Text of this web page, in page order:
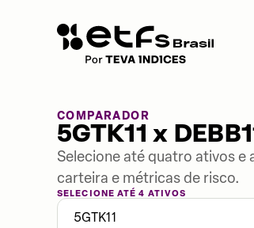
COMPARADOR
5GTK11 x
Selecione até quatro ativos
carteira e métricas de risco.
SELECIONE ATÉ 4 ATIVOS
5GTK11